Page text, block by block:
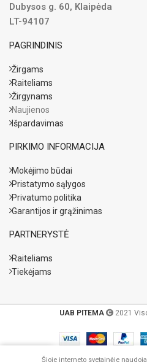
Dubysos g. 60, Klaipėda
LT-94107
PAGRINDINIS
Žirgams
Raiteliams
Žirgynams
Naujienos
Išpardavimas
PIRKIMO INFORMACIJA
Mokėjimo būdai
Pristatymo sąlygos
Privatumo politika
Garantijos ir grąžinimas
PARTNERYSTĖ
Raiteliams
Tiekėjams
UAB PITEMA 2021
Šioje interneto svetainėje